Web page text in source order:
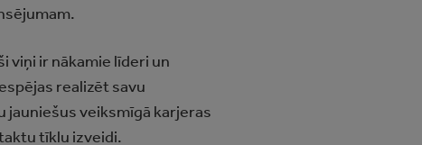
viņi ir nākamie līderi un
realizēt savu
jauniešus veiksmīgā karjeras
tīklu izveidi.